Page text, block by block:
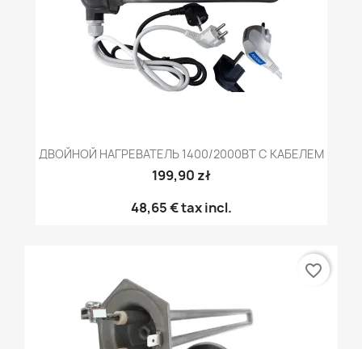
ДВОЙНОЙ НАГРЕВАТЕЛЬ 1400/2000ВТ С КАБЕЛЕМ
199,90 zł
48,65 €tax incl.
favorite_border